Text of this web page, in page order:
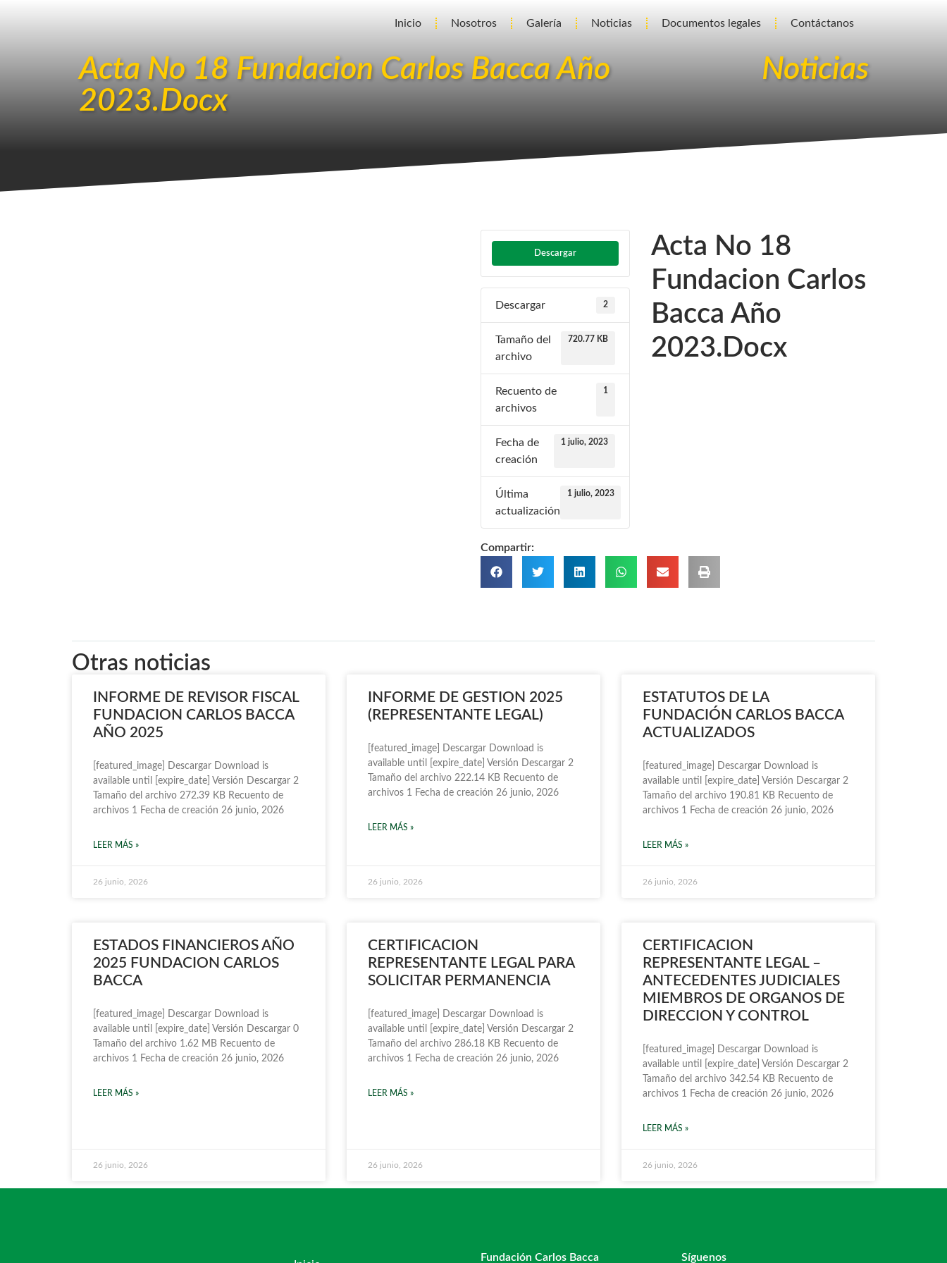
Inicio Nosotros Galería Noticias Documentos legales Contáctanos
Acta No 18 Fundacion Carlos Bacca Año
2023.Docx
Noticias
Descargar
Descargar 2
Tamaño del
archivo
720.77 KB
Recuento de
archivos
1
Fecha de
creación
1 julio, 2023
Última
actualización
1 julio, 2023
Acta No 18
Fundacion Carlos
Bacca Año
2023.Docx
Compartir:
Otras noticias
INFORME DE REVISOR FISCAL
FUNDACION CARLOS BACCA
AÑO 2025
[featured_image] Descargar Download is
available until [expire_date] Versión Descargar 2
Tamaño del archivo 272.39 KB Recuento de
archivos 1 Fecha de creación 26 junio, 2026
LEER MÁS »
26 junio, 2026
INFORME DE GESTION 2025
(REPRESENTANTE LEGAL)
[featured_image] Descargar Download is
available until [expire_date] Versión Descargar 2
Tamaño del archivo 222.14 KB Recuento de
archivos 1 Fecha de creación 26 junio, 2026
LEER MÁS »
26 junio, 2026
ESTATUTOS DE LA
FUNDACIÓN CARLOS BACCA
ACTUALIZADOS
[featured_image] Descargar Download is
available until [expire_date] Versión Descargar 2
Tamaño del archivo 190.81 KB Recuento de
archivos 1 Fecha de creación 26 junio, 2026
LEER MÁS »
26 junio, 2026
ESTADOS FINANCIEROS AÑO
2025 FUNDACION CARLOS
BACCA
[featured_image] Descargar Download is
available until [expire_date] Versión Descargar 0
Tamaño del archivo 1.62 MB Recuento de
archivos 1 Fecha de creación 26 junio, 2026
LEER MÁS »
26 junio, 2026
CERTIFICACION
REPRESENTANTE LEGAL PARA
SOLICITAR PERMANENCIA
[featured_image] Descargar Download is
available until [expire_date] Versión Descargar 2
Tamaño del archivo 286.18 KB Recuento de
archivos 1 Fecha de creación 26 junio, 2026
LEER MÁS »
26 junio, 2026
CERTIFICACION
REPRESENTANTE LEGAL –
ANTECEDENTES JUDICIALES
MIEMBROS DE ORGANOS DE
DIRECCION Y CONTROL
[featured_image] Descargar Download is
available until [expire_date] Versión Descargar 2
Tamaño del archivo 342.54 KB Recuento de
archivos 1 Fecha de creación 26 junio, 2026
LEER MÁS »
26 junio, 2026
Fundación Carlos Bacca Síguenos